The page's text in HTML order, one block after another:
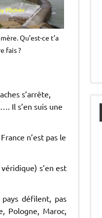
Qu’est-ce t’a
fais ?
s’arrête,
Il s’en suis une
n’est pas le
s’en est
défilent, pas
Pologne, Maroc,